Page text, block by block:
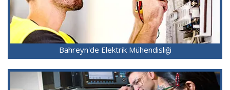
Bahreyn'de Elektrik Mühendisliği